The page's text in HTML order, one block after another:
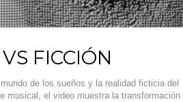
FICCIÓN
de los sueños y la realidad ficticia del
musical, el video muestra la transformación